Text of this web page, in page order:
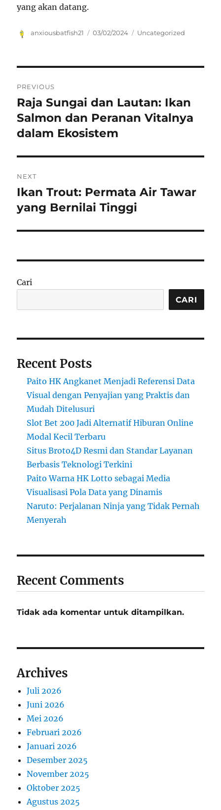
yang akan datang.
Author
anxiousbatfish21
Posted
03/02/2024 Categories
Uncategorized
pos
PREVIOUS
Previous
post:
Raja Sungai dan Lautan: Ikan
Salmon dan Peranan Vitalnya
dalam Ekosistem
NEXT
Next
post:
Ikan Trout: Permata Air Tawar
yang Bernilai Tinggi
Cari
CARI
Recent Posts
Paito HK Angkanet Menjadi Referensi Data
Visual dengan Penyajian yang Praktis dan
Mudah Ditelusuri
Slot Bet 200 Jadi Alternatif Hiburan Online
Modal Kecil Terbaru
Situs Broto4D Resmi dan Standar Layanan
Berbasis Teknologi Terkini
Paito Warna HK Lotto sebagai Media
Visualisasi Pola Data yang Dinamis
Naruto: Perjalanan Ninja yang Tidak Pernah
Menyerah
Recent Comments
Tidak ada komentar untuk ditampilkan.
Archives
Juli 2026
Juni 2026
Mei 2026
Februari 2026
Januari 2026
Desember 2025
November 2025
Oktober 2025
Agustus 2025